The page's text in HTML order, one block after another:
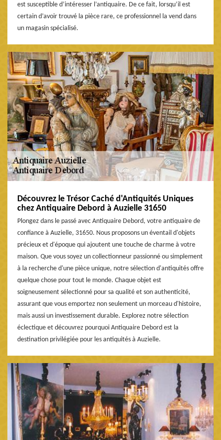
est susceptible d’intéresser l’antiquaire. De ce fait, lorsqu’il est
certain d’avoir trouvé la pièce rare, ce professionnel la vend dans
un magasin spécialisé.
Découvrez le Trésor Caché d'Antiquités Uniques
chez Antiquaire Debord à Auzielle 31650
Plongez dans le passé avec Antiquaire Debord, votre antiquaire de
confiance à Auzielle, 31650. Nous proposons un éventail d'objets
précieux et d'époque qui ajoutent une touche de charme à votre
maison. Que vous soyez un collectionneur passionné ou simplement
à la recherche d'une pièce unique, notre sélection d'antiquités offre
quelque chose pour tout le monde. Chaque objet est
soigneusement sélectionné pour sa qualité et son authenticité,
assurant que vous emportez non seulement un morceau d'histoire,
mais aussi un investissement durable. Explorez notre sélection
éclectique et découvrez pourquoi Antiquaire Debord est la
destination privilégiée pour les antiquités à Auzielle.